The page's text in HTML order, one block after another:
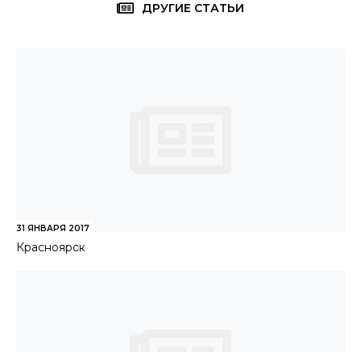
ДРУГИЕ СТАТЬИ
31 ЯНВАРЯ 2017
Красноярск